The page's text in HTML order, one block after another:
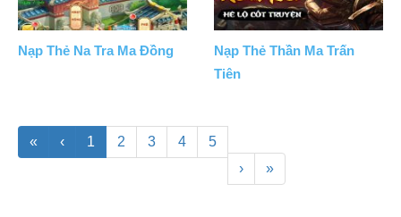
Nạp Thẻ Na Tra Ma Đồng
Nạp Thẻ Thần Ma Trấn
Tiên
« ‹ 1 2 3 4
5
›
»